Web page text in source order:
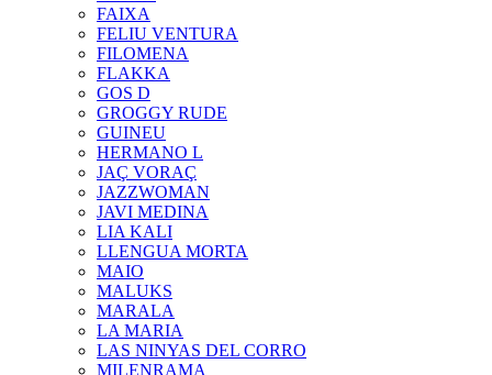
FAIXA
FELIU VENTURA
FILOMENA
FLAKKA
GOS D
GROGGY RUDE
GUINEU
HERMANO L
JAÇ VORAÇ
JAZZWOMAN
JAVI MEDINA
LIA KALI
LLENGUA MORTA
MAIO
MALUKS
MARALA
LA MARIA
LAS NINYAS DEL CORRO
MILENRAMA